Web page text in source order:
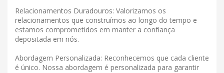
Relacionamentos Duradouros: Valorizamos os
relacionamentos que construímos ao longo do tempo e
estamos comprometidos em manter a confiança
depositada em nós.
Abordagem Personalizada: Reconhecemos que cada cliente
é único. Nossa abordagem é personalizada para garantir